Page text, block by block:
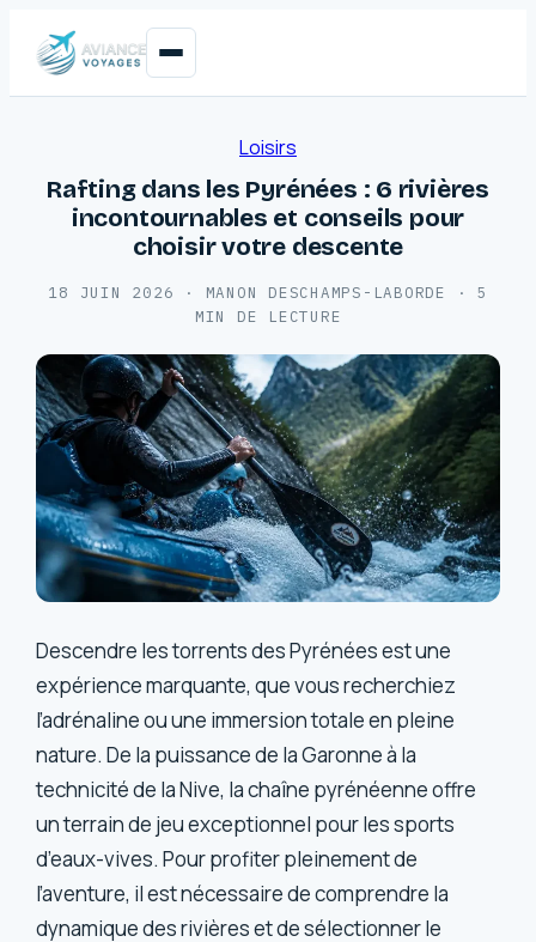
Loisirs
Rafting dans les Pyrénées : 6 rivières
incontournables et conseils pour
choisir votre descente
18 JUIN 2026 · MANON DESCHAMPS-LABORDE ·
5
MIN DE LECTURE
Descendre les torrents des Pyrénées est une
expérience marquante, que vous recherchiez
l’adrénaline ou une immersion totale en pleine
nature. De la puissance de la Garonne à la
technicité de la Nive, la chaîne pyrénéenne offre
un terrain de jeu exceptionnel pour les sports
d’eaux-vives. Pour profiter pleinement de
l’aventure, il est nécessaire de comprendre la
dynamique des rivières et de sélectionner le